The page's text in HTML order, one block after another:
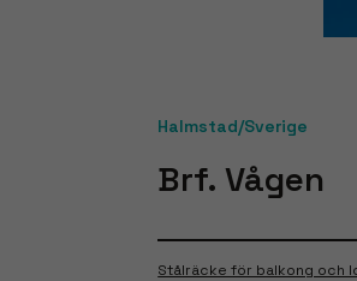
Halmstad/Sverige
Brf. Vågen
Stålräcke för balkong och